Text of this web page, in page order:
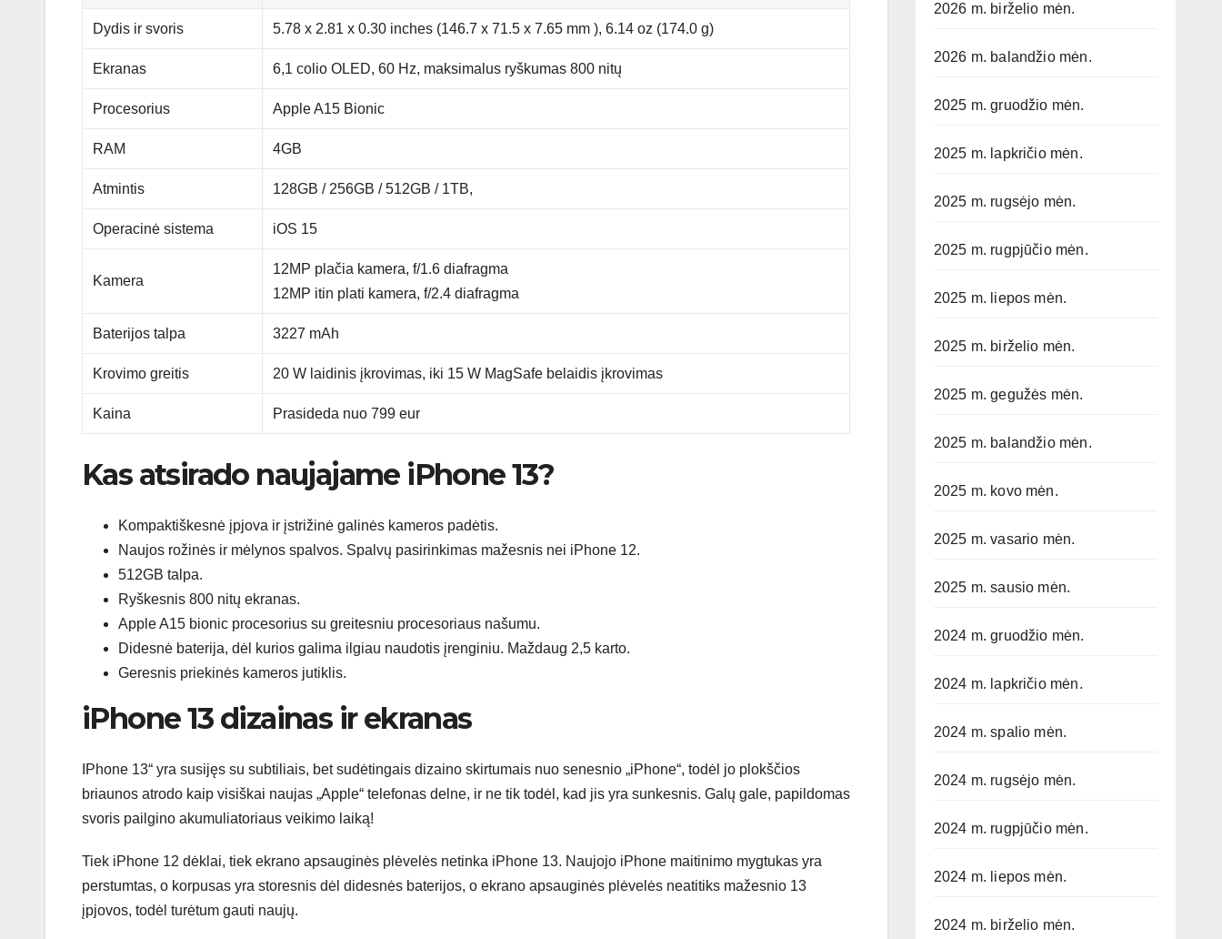
Dydis ir svoris 5.78 x 2.81 x 0.30 inches (146.7 x 71.5 x 7.65 mm ), 6.14 oz (174.0 g)
Ekranas 6,1 colio OLED, 60 Hz, maksimalus ryškumas 800 nitų
Procesorius Apple A15 Bionic
RAM 4GB
Atmintis 128GB / 256GB / 512GB / 1TB,
Operacinė sistema iOS 15
Kamera
12MP plačia kamera, f/1.6 diafragma
12MP itin plati kamera, f/2.4 diafragma
Baterijos talpa 3227 mAh
Krovimo greitis 20 W laidinis įkrovimas, iki 15 W MagSafe belaidis įkrovimas
Kaina Prasideda nuo 799 eur
Kas atsirado naujajame iPhone 13?
Kompaktiškesnė įpjova ir įstrižinė galinės kameros padėtis.
Naujos rožinės ir mėlynos spalvos. Spalvų pasirinkimas mažesnis nei iPhone 12.
512GB talpa.
Ryškesnis 800 nitų ekranas.
Apple A15 bionic procesorius su greitesniu procesoriaus našumu.
Didesnė baterija, dėl kurios galima ilgiau naudotis įrenginiu. Maždaug 2,5 karto.
Geresnis priekinės kameros jutiklis.
iPhone 13 dizainas ir ekranas
IPhone 13“ yra susijęs su subtiliais, bet sudėtingais dizaino skirtumais nuo senesnio „iPhone“, todėl jo plokščios
briaunos atrodo kaip visiškai naujas „Apple“ telefonas delne, ir ne tik todėl, kad jis yra sunkesnis. Galų gale, papildomas
svoris pailgino akumuliatoriaus veikimo laiką!
Tiek iPhone 12 dėklai, tiek ekrano apsauginės plėvelės netinka iPhone 13. Naujojo iPhone maitinimo mygtukas yra
perstumtas, o korpusas yra storesnis dėl didesnės baterijos, o ekrano apsauginės plėvelės neatitiks mažesnio 13
įpjovos, todėl turėtum gauti naujų.
2026 m. birželio mėn.
2026 m. balandžio mėn.
2025 m. gruodžio mėn.
2025 m. lapkričio mėn.
2025 m. rugsėjo mėn.
2025 m. rugpjūčio mėn.
2025 m. liepos mėn.
2025 m. birželio mėn.
2025 m. gegužės mėn.
2025 m. balandžio mėn.
2025 m. kovo mėn.
2025 m. vasario mėn.
2025 m. sausio mėn.
2024 m. gruodžio mėn.
2024 m. lapkričio mėn.
2024 m. spalio mėn.
2024 m. rugsėjo mėn.
2024 m. rugpjūčio mėn.
2024 m. liepos mėn.
2024 m. birželio mėn.